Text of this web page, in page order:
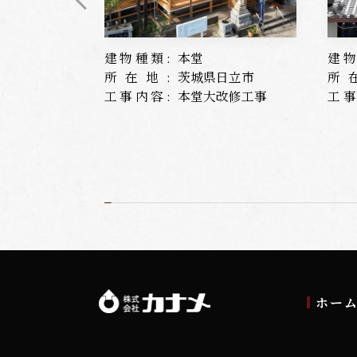
建物種類: 本堂
所在地: 茨城県日立市
工事内容: 本堂大改修工事
建
所
工
ホー